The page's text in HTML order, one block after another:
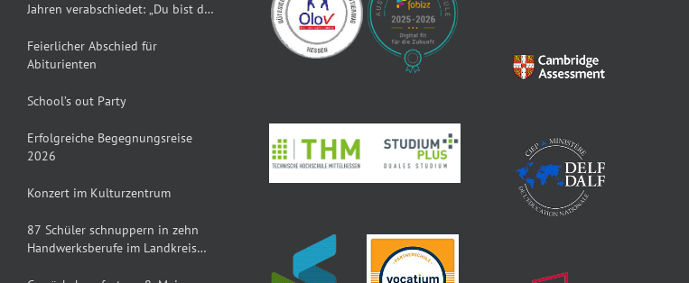
Jahren verabschiedet: „Du bist der
Feierlicher Abschied für
Abiturienten
School’s out Party
Erfolgreiche Begegnungsreise
2026
Konzert im Kulturzentrum
87 Schüler schnuppern in zehn
Handwerksberufe im Landkreis